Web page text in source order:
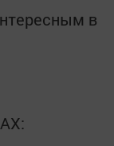
в